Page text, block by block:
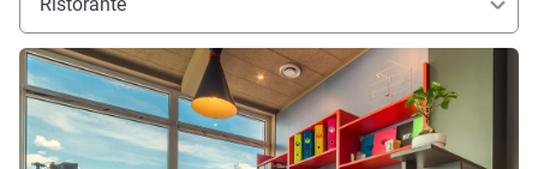
Visualizza dettagli